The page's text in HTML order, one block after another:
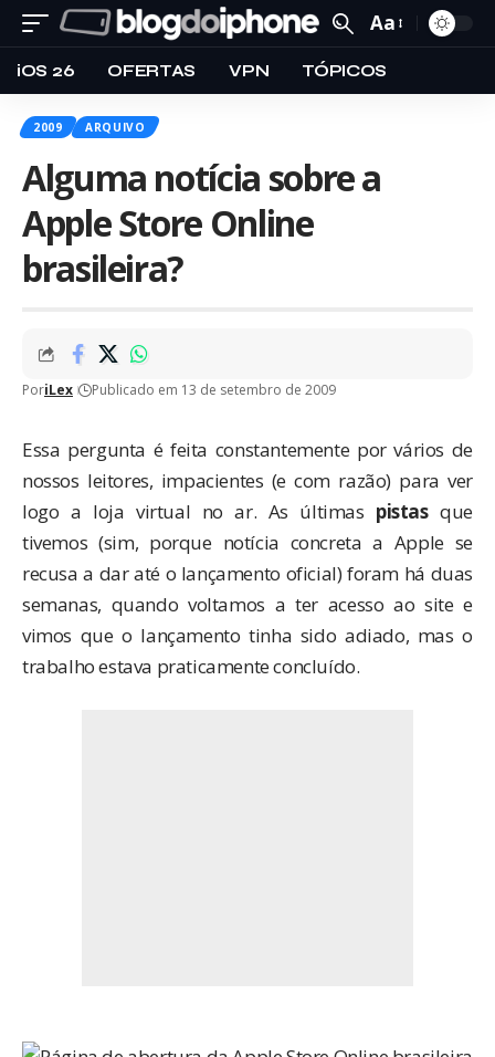
Aa
iOS 26 OFERTAS VPN TÓPICOS
2009 ARQUIVO
Alguma notícia sobre a
Apple Store Online
brasileira?
PoriLex Publicado em 13 de setembro de 2009
Essa pergunta é feita constantemente por vários de
nossos leitores, impacientes (e com razão) para ver
logo a loja virtual no ar. As últimas pistasque
tivemos (sim, porque notícia concreta a Apple se
recusa a dar até o lançamento oficial) foram há duas
semanas, quando voltamos a ter acesso ao site e
vimos que o lançamento tinha sido adiado, mas o
trabalho estava praticamente concluído.